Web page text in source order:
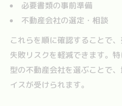
必要書類の事前準備
不動産会社の選定・相談
これらを順に確認することで
失敗リスクを軽減できます。
型の不動産会社を選ぶことで
イスが受けられます。